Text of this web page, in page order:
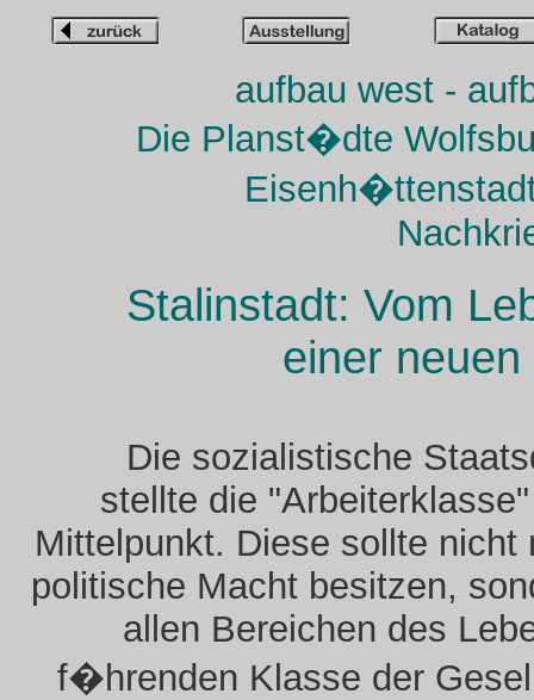
aufbau west -
Die Planst�dte
Stalinstadt: Vom
einer
Die sozialistische
stellte die
Mittelpunkt. Diese sollte nicht
politische Macht besitzen,
allen Bereichen des
f�hrenden Klasse der